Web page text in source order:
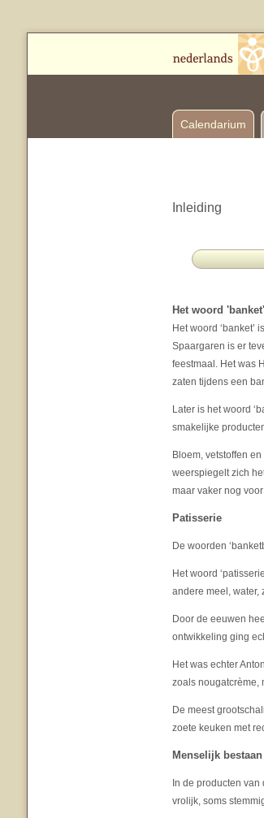
Calendarium
Inleiding
Het woord 'banket'
Het woord ‘banket’
Spaargaren is er
feestmaal. Het was
zaten tijdens een
Later is het woord
smakelijke
Bloem, vetstoffen
weerspiegelt zich
maar vaker nog
Patisserie
De woorden
Het woord
andere meel, water,
Door de eeuwen
ontwikkeling ging
Het was echter
zoals nougatcrème,
De meest
zoete keuken met
Menselijk
In de producten
vrolijk, soms